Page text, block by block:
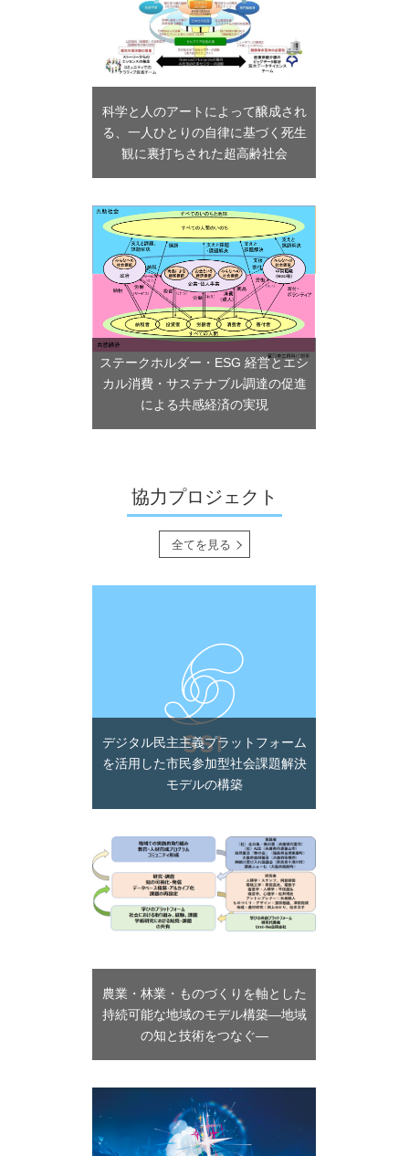
科学と人のアートによって醸成され
る、一人ひとりの自律に基づく死生
観に裏打ちされた超高齢社会
ステークホルダー・ESG 経営とエシ
カル消費・サステナブル調達の促進
による共感経済の実現
協力プロジェクト
全てを見る
デジタル民主主義プラットフォーム
を活用した市民参加型社会課題解決
モデルの構築
農業・林業・ものづくりを軸とした
持続可能な地域のモデル構築―地域
の知と技術をつなぐ―